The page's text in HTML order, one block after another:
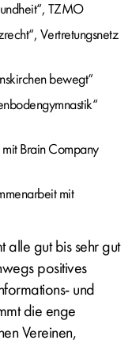
TZMO
Vertretungsnetz
bewegt“
Brain Company
mit
alle gut bis sehr gut
positives
und
die enge
Vereinen,